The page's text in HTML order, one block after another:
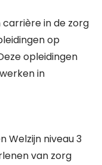
in de zorg
op
opleidingen
in
Welzijn niveau 3
van zorg